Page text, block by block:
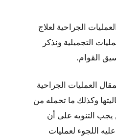
الجراحية لعلاج
التجميلية ونذكر
القوام.
العمليات الجراحية
وكذلك ما تحمله من
التنويه على أن
اللجوء لعمليات